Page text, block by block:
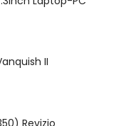
II
Revizio